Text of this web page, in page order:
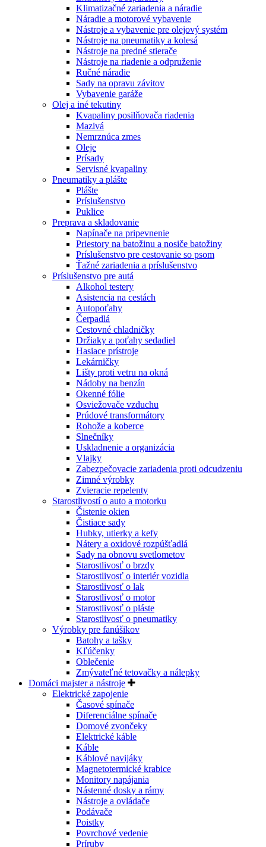
Klimatizačné zariadenia a náradie
Náradie a motorové vybavenie
Nástroje a vybavenie pre olejový systém
Nástroje na pneumatiky a kolesá
Nástroje na predné stierače
Nástroje na riadenie a odpruženie
Ručné náradie
Sady na opravu závitov
Vybavenie garáže
Olej a iné tekutiny
Kvapaliny posilňovača riadenia
Mazivá
Nemrznúca zmes
Oleje
Prísady
Servisné kvapaliny
Pneumatiky a plášte
Plášte
Príslušenstvo
Puklice
Preprava a skladovanie
Napínače na pripevnenie
Priestory na batožinu a nosiče batožiny
Príslušenstvo pre cestovanie so psom
Ťažné zariadenia a príslušenstvo
Príslušenstvo pre autá
Alkohol testery
Asistencia na cestách
Autopoťahy
Čerpadlá
Cestovné chladničky
Držiaky a poťahy sedadiel
Hasiace prístroje
Lekárničky
Lišty proti vetru na okná
Nádoby na benzín
Okenné fólie
Osviežovače vzduchu
Prúdové transformátory
Rohože a koberce
Slnečníky
Uskladnenie a organizácia
Vlajky
Zabezpečovacie zariadenia proti odcudzeniu
Zimné výrobky
Zvieracie repelenty
Starostlivostí o auto a motorku
Čistenie okien
Čistiace sady
Hubky, utierky a kefy
Nátery a oxidové rozpúšťadlá
Sady na obnovu svetlometov
Starostlivosť o brzdy
Starostlivosť o interiér vozidla
Starostlivosť o lak
Starostlivosť o motor
Starostlivosť o pláste
Starostlivosť o pneumatiky
Výrobky pre fanúšikov
Batohy a tašky
Kľúčenky
Oblečenie
Zmývateľné tetovačky a nálepky
Domáci majster a nástroje
Elektrické zapojenie
Časové spínače
Diferenciálne spínače
Domové zvončeky
Elektrické káble
Káble
Káblové navijáky
Magnetotermické krabice
Monitory napájania
Nástenné dosky a rámy
Nástroje a ovládače
Podávače
Poistky
Povrchové vedenie
Príruby